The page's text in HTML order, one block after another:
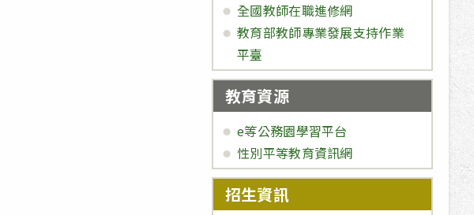
全國教師在職進修網
教育部教師專業發展支持作業
平臺
教育資源
e等公務園學習平台
性別平等教育資訊網
招生資訊